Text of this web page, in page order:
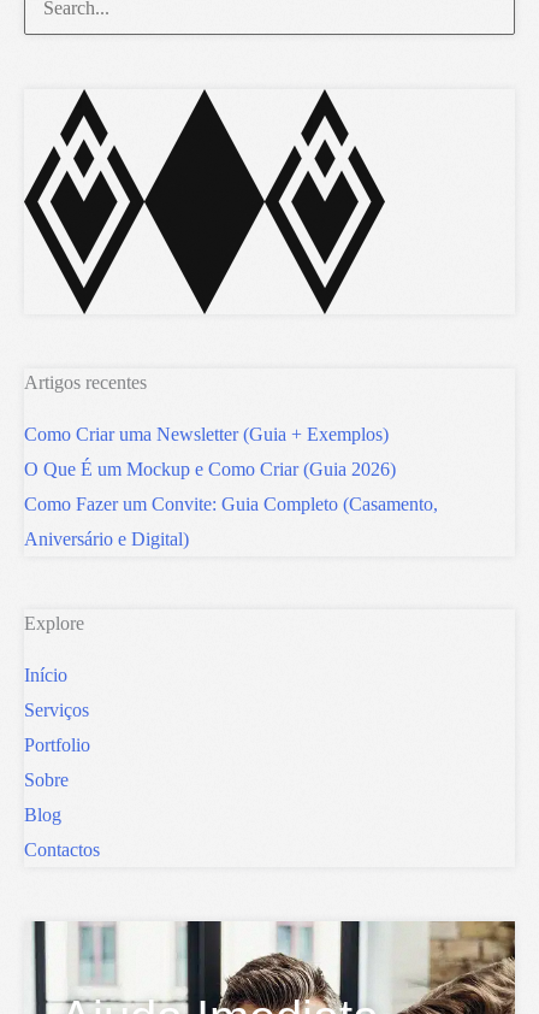
Artigos recentes
Como Criar uma Newsletter (Guia + Exemplos)
O Que É um Mockup e Como Criar (Guia 2026)
Como Fazer um Convite: Guia Completo (Casamento,
Aniversário e Digital)
Explore
Início
Serviços
Portfolio
Sobre
Blog
Contactos